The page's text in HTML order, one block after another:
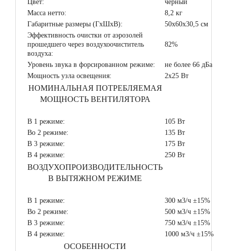
Цвет:
черный
Масса нетто:
8,2 кг
Габаритные размеры (ГхШхВ):
50х60х30,5 см
Эффективность очистки от аэрозолей
прошедшего через воздухоочиститель
воздуха:
82%
Уровень звука в форсированном режиме:
не более 66 дБа
Мощность узла освещения:
2х25 Вт
НОМИНАЛЬНАЯ ПОТРЕБЛЯЕМАЯ
МОЩНОСТЬ ВЕНТИЛЯТОРА
В 1 режиме:
105 Вт
Во 2 режиме:
135 Вт
В 3 режиме:
175 Вт
В 4 режиме:
250 Вт
ВОЗДУХОПРОИЗВОДИТЕЛЬНОСТЬ
В ВЫТЯЖНОМ РЕЖИМЕ
В 1 режиме:
300 м3/ч ±15%
Во 2 режиме:
500 м3/ч ±15%
В 3 режиме:
750 м3/ч ±15%
В 4 режиме:
1000 м3/ч ±15%
ОСОБЕННОСТИ